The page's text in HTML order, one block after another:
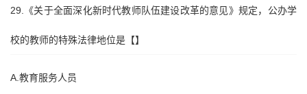
29.《关于全面深化新时代教师队伍建设改革的意见》规定，公办学
校的教师的特殊法律地位是【】
A.教育服务人员